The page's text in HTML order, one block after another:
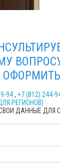
94, +7 (812) 244-
РЕГИОНОВ)
ДАННЫЕ ДЛЯ